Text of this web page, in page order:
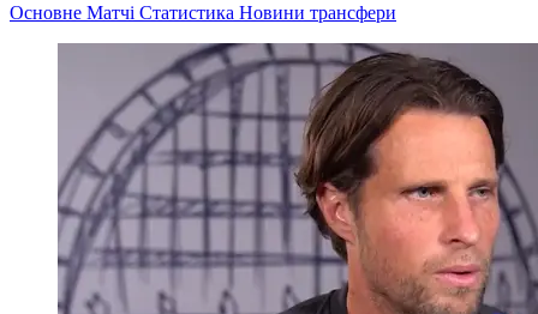
Основне Матчі Статистика Новини трансфери